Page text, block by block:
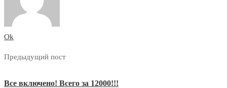
Ok
Предыдущий пост
Все включено! Всего за 12000!!!